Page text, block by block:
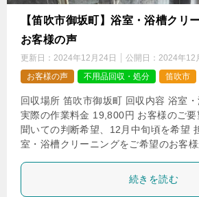
【笛吹市御坂町】浴室・浴槽クリ
お客様の声
更新日： 2024年12月24日 公開日： 2024年12
お客様の声
不用品回収・処分 笛吹市
回収場所 笛吹市御坂町 回収内容 浴室
実際の作業料金 19,800円 お客様のご
聞いての判断希望、12月中旬頃を希望
室・浴槽クリーニングをご希望のお客
続きを読む